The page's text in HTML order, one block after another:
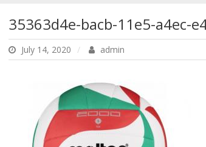
35363d4e-bacb-11e5-a4ec-
July 14, 2020 admin